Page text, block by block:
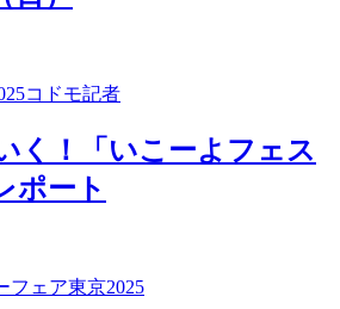
く！「いこーよフェス
ポート